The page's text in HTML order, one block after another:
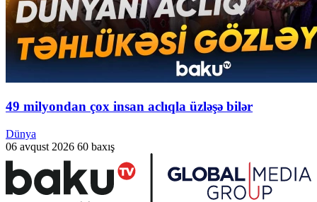
49 milyondan çox insan aclıqla üzləşə bilər
Dünya
06 avqust 2026 60 baxış